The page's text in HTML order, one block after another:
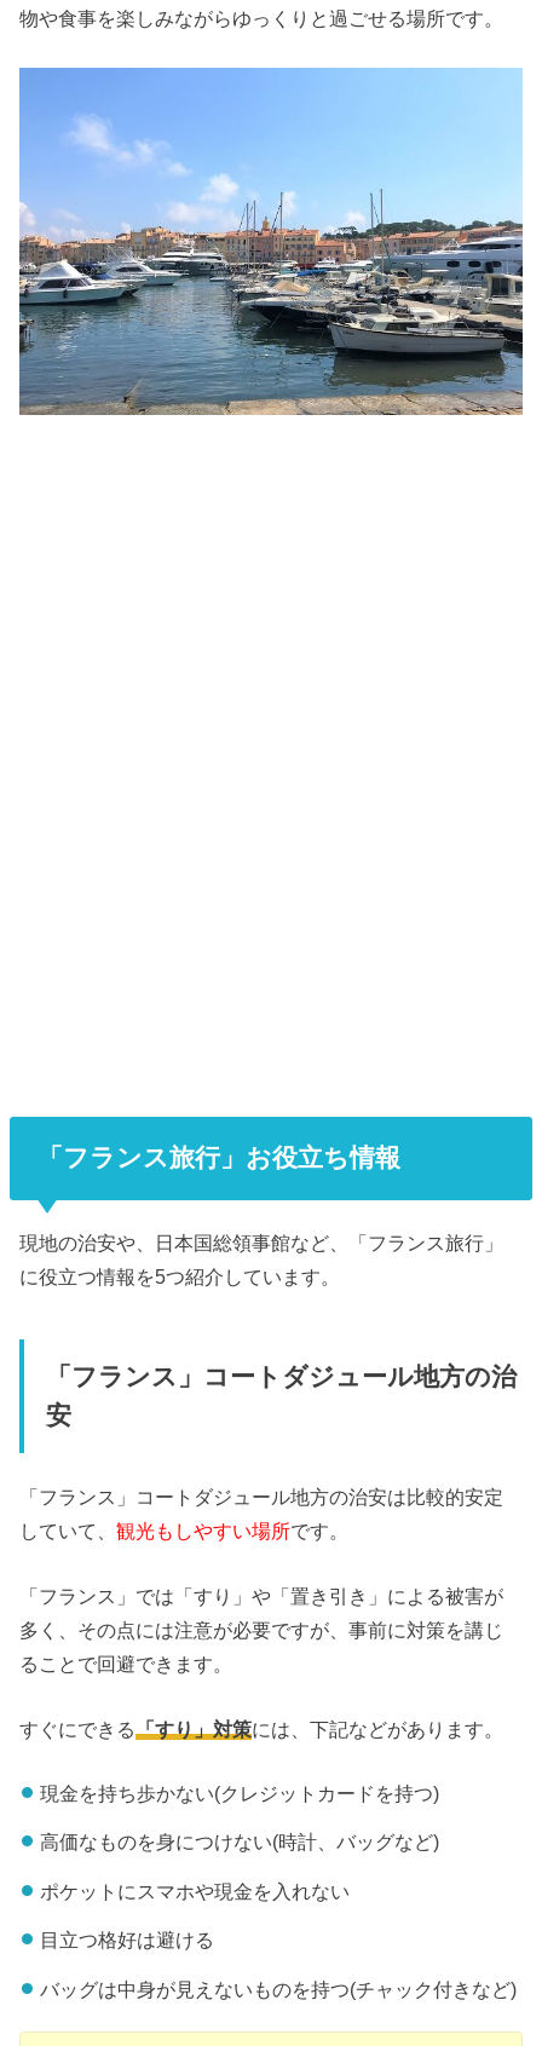
物や食事を楽しみながらゆっくりと過ごせる場所です。
「フランス旅行」お役立ち情報
現地の治安や、日本国総領事館など、「フランス旅行」
に役立つ情報を5つ紹介しています。
「フランス」コートダジュール地方の治
安
「フランス」コートダジュール地方の治安は比較的安定
していて、観光もしやすい場所です。
「フランス」では「すり」や「置き引き」による被害が
多く、その点には注意が必要ですが、事前に対策を講じ
ることで回避できます。
すぐにできる「すり」対策には、下記などがあります。
現金を持ち歩かない(クレジットカードを持つ)
高価なものを身につけない(時計、バッグなど)
ポケットにスマホや現金を入れない
目立つ格好は避ける
バッグは中身が見えないものを持つ(チャック付きなど)